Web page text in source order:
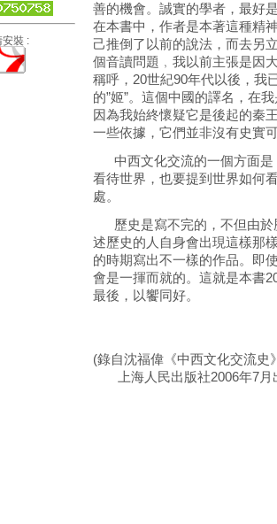
善的機會。誠實的學者，最好
在本書中，作者是本著這種精
己推倒了以前的說法，而去另
個音讀問題﹐我以前主張是因
稱呼，20世紀90年代以後，我
的”姬”。這個中國的譯名，在
因為我始終懷疑它是後起的秦
一些依據，它們並非沒有史實
中西文化交流的一個方面是
看待世界，也要提到世界如何
處。
歷史是寫不完的，不但由於
述歷史的人自身會出現這樣那
的時期寫出不一樣的作品。即
會是一揮而就的。這就是本書
最後，以饗同好。
(錄自沈福偉《中西文化交流史
上海人民出版社2006年7月
安裝 :